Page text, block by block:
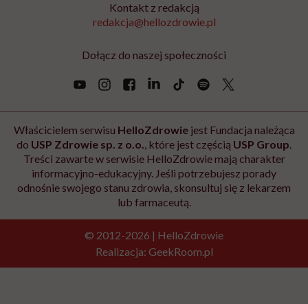
Kontakt z redakcją
redakcja@hellozdrowie.pl
Dołącz do naszej społeczności
Właścicielem serwisu HelloZdrowiejest Fundacja należąca
do USP Zdrowie sp. z o.o. , które jest częścią USP Group
Treści zawarte w serwisie HelloZdrowie mają charakter
informacyjno-edukacyjny. Jeśli potrzebujesz porady
odnośnie swojego stanu zdrowia, skonsultuj się z lekarzem
lub farmaceutą.
© 2012-2026 | HelloZdrowie
Realizacja: GeekRoom.pl